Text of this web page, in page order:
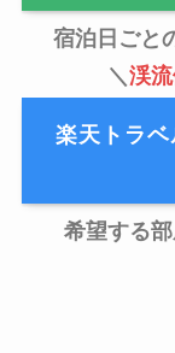
宿泊日ごと
＼ 渓
楽天トラ
希望する